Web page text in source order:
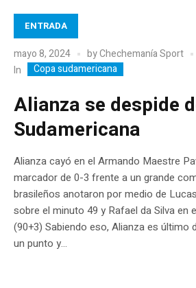
ENTRADA
mayo 8, 2024 byChechemanía Sport
In
Copa sudamericana
Alianza se despide
Sudamericana
Alianza cayó en el Armando Maestre
marcador de 0-3 frente a un grande
brasileños anotaron por medio de
sobre el minuto 49 y Rafael da Silva en
(90+3) Sabiendo eso, Alianza es último
un punto y...